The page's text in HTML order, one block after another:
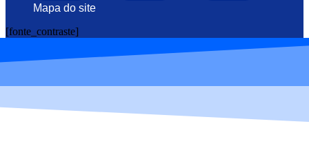
Mapa do site
[fonte_contraste]